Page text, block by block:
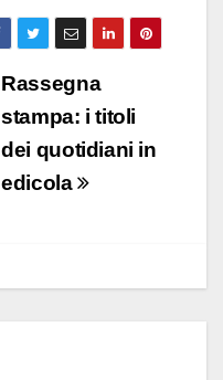
Rassegna
stampa: i titoli
dei quotidiani in
edicola